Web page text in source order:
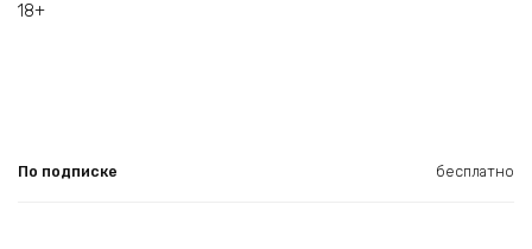
18+
По подписке бесплатно